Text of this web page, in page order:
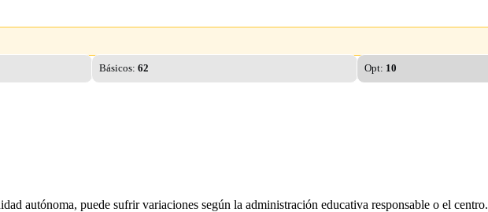
Básicos:62 Opt: 10
autónoma, puede sufrir variaciones según la administración educativa responsable o el centro.